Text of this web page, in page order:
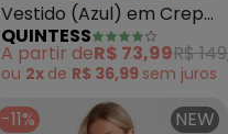
Vestido (Azul) em Crepe
Plano
QUINTESS
A partir deR$ 73,99R$
ou 2x de R$ 36,99 sem juros
-11% NEW